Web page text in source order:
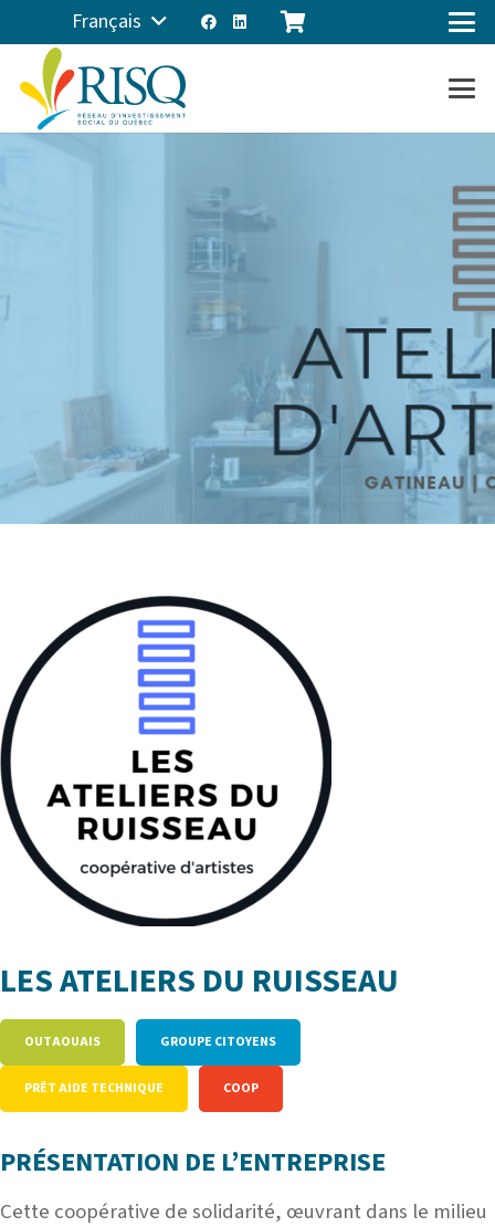
Français
LES ATELIERS DU RUISSEAU
OUTAOUAIS GROUPE CITOYENS
PRÊT AIDE TECHNIQUE COOP
PRÉSENTATION DE L’ENTREPRISE
Cette coopérative de solidarité, œuvrant dans le milieu